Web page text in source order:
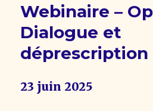
Webinaire –
Dialogue et
déprescription
23 juin 2025